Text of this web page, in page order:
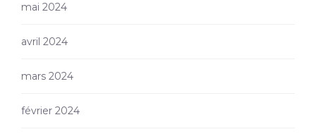
mai 2024
avril 2024
mars 2024
février 2024